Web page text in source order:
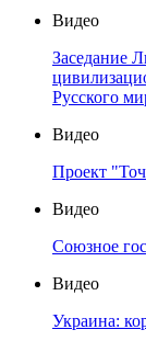
Видео
Заседание
Русского
Видео
Проект
Видео
Союзное
Видео
Украина: